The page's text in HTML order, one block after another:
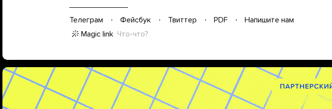
Телеграм Фейсбук Твиттер PDF
Напишите нам
Magic link Что-что?